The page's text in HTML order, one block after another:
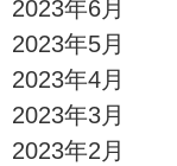
2023年6月
2023年5月
2023年4月
2023年3月
2023年2月